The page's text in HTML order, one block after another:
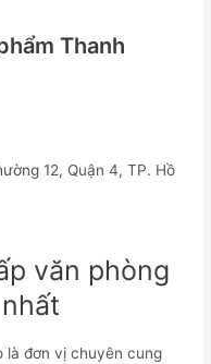
Thanh
12, Quận 4, TP. Hồ
văn phòng
là đơn vị chuyên cung